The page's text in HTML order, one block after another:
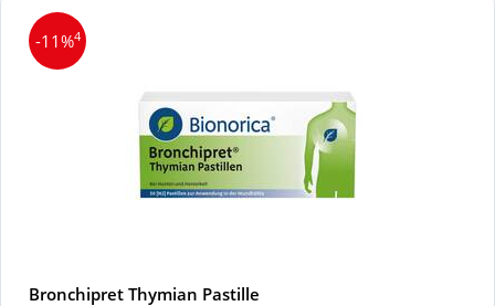
-11%4
Bronchipret Thymian Pastille